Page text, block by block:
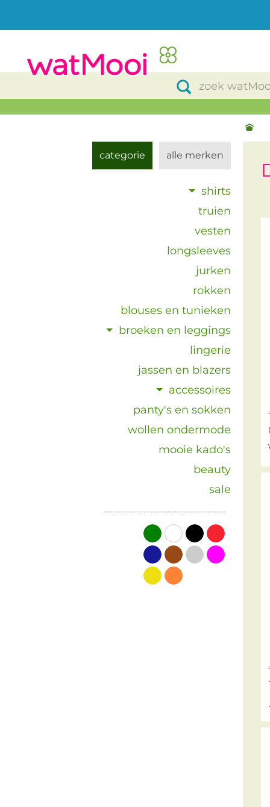
categorie
shirts
truien
vesten
longsleeves
jurken
rokken
blouses en tunieken
broeken en leggings
lingerie
jassen en blazers
accessoires
panty's en sokken
wollen ondermode
mooie kado's
beauty
sale
groenwit zwartrood
blauwbruingrijsroze
geeloranje
alle merken